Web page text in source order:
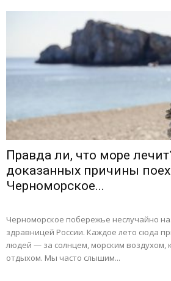
Правда ли, что море
доказанных причины
Черноморское...
Черноморское побережье неслучайно
здравницей России. Каждое лето сюда
людей — за солнцем, морским воздухом,
отдыхом. Мы часто слышим...